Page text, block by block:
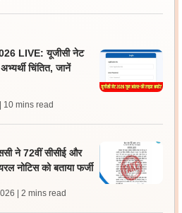
LIVE: यूजीसी नेट
चिंतित, जानें
| 10 mins read
ने 72वीं सीसीई और
नोटिस को बताया फर्जी
| 2 mins read